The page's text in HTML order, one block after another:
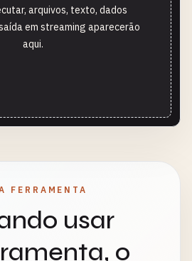
arquivos, texto, dados
em streaming aparecerão
aqui.
FERRAMENTA
usar
o